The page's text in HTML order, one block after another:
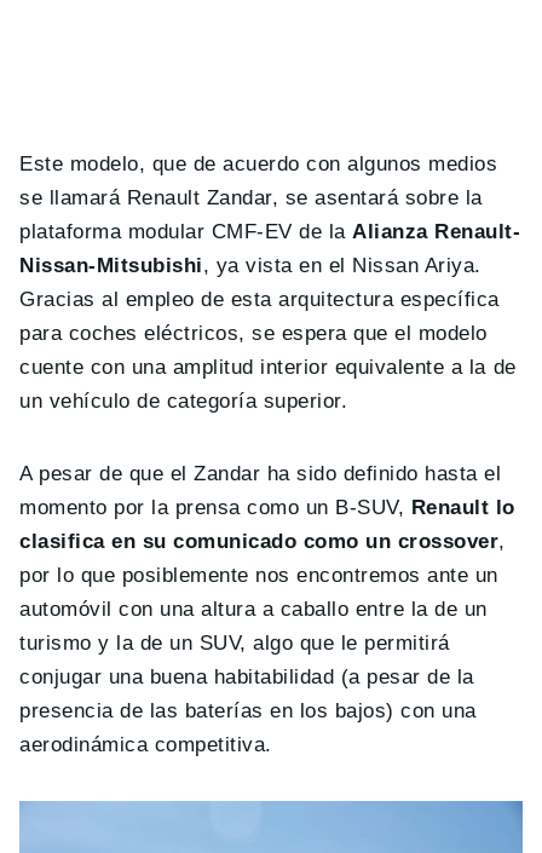
Este modelo, que de acuerdo con algunos medios
se llamará Renault Zandar, se asentará sobre la
plataforma modular CMF-EV de laAlianza Renault-
Nissan-Mitsubishi, ya vista en el Nissan Ariya.
Gracias al empleo de esta arquitectura específica
para coches eléctricos, se espera que el modelo
cuente con una amplitud interior equivalente a la de
un vehículo de categoría superior.
A pesar de que el Zandar ha sido definido hasta el
momento por la prensa como un B-SUV, Renault lo
clasifica en su comunicado como un crossover,
por lo que posiblemente nos encontremos ante un
automóvil con una altura a caballo entre la de un
turismo y la de un SUV, algo que le permitirá
conjugar una buena habitabilidad (a pesar de la
presencia de las baterías en los bajos) con una
aerodinámica competitiva.